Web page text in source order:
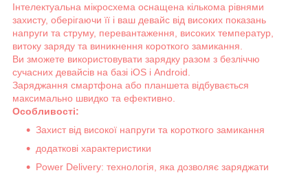
Інтелектуальна мікросхема оснащена кількома рівнями
захисту, оберігаючи її і ваш девайс від високих показань
напруги та струму, перевантаження, високих температур,
витоку заряду та виникнення короткого замикання.
Ви зможете використовувати зарядку разом з безліччю
сучасних девайсів на базі iOS і Android.
Заряджання смартфона або планшета відбувається
максимально швидко та ефективно.
Особливості:
Захист від високої напруги та короткого замикання
додаткові характеристики
Power Delivery: технологія, яка дозволяє заряджати